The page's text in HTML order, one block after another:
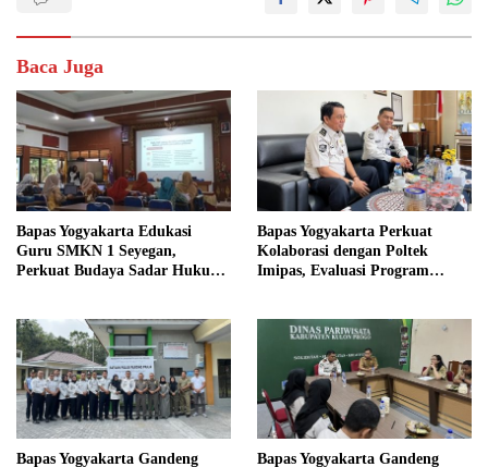
Baca Juga
Bapas Yogyakarta Edukasi
Guru SMKN 1 Seyegan,
Perkuat Budaya Sadar Hukum
Bapas Yogyakarta Perkuat
Kolaborasi dengan Poltek
Imipas, Evaluasi Program
Bapas Yogyakarta Gandeng Bapas Yogyakarta Gandeng